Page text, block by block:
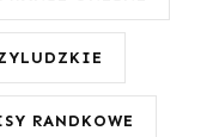
RANDKOWE